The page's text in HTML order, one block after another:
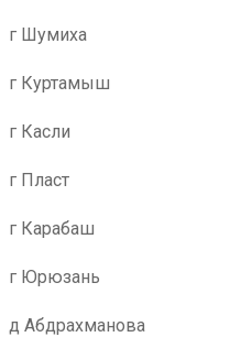
г Шумиха
г Куртамыш
г Касли
г Пласт
г Карабаш
г Юрюзань
д Абдрахманова